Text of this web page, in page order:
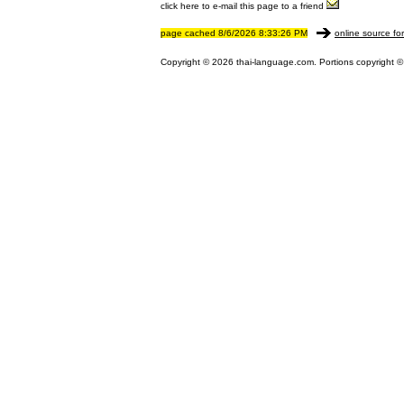
click here to e-mail this page to a friend
page cached 8/6/2026 8:33:26 PM online source
Copyright © 2026 thai-language.com. Portions copyright